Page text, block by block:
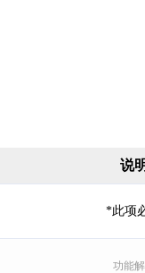
说
*此项
功能